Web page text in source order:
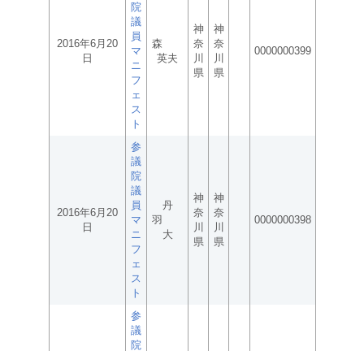
2016年6月20
日
院
議
員
マ
ニ
フ
ェ
ス
ト
森
英夫
神
奈
川
県
神
奈
川
県
0000000399
2016年6月20
日
参
議
院
議
員
マ
ニ
フ
ェ
ス
ト
丹
羽
大
神
奈
川
県
神
奈
川
県
0000000398
参
議
院